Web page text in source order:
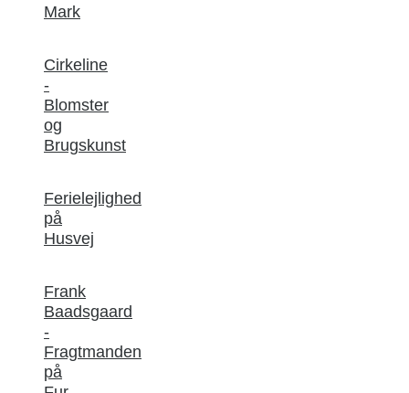
Mark
Cirkeline
-
Blomster
og
Brugskunst
Ferielejlighed
på
Husvej
Frank
Baadsgaard
-
Fragtmanden
på